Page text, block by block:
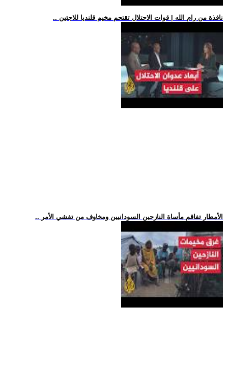
.. نافذة من رام الله | قوات الاحتلال تقتحم مخيم قلنديا للاجئين
.. الأمطار تفاقم مأساة النازحين السودانيين ومخاوف من تفشي الأمر